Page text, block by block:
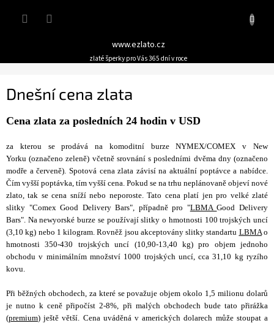
www.ezlato.cz
zlaté šperky pro Vás 365 dní v roce
Dnešní cena zlata
Cena zlata za posledních 24 hodin v USD
za kterou se prodává na komoditní burze NYMEX/COMEX v New
Yorku (označeno zeleně) včetně srovnání s posledními dvěma dny (označeno
modře a červeně). Spotová cena zlata závisí na aktuální poptávce a nabídce.
Čím vyšší poptávka, tím vyšší cena. Pokud se na trhu neplánovaně objeví nové
zlato, tak se cena sníží nebo neporoste. Tato cena platí jen pro velké zlaté
slitky "Comex Good Delivery Bars", případně pro "LBMA Good Delivery
Bars". Na newyorské burze se používají slitky o hmotnosti 100 trojských uncí
(3,10 kg) nebo 1 kilogram. Rovněž jsou akceptovány slitky standartu LBMAo
hmotnosti 350-430 trojských uncí (10,90-13,40 kg) pro objem jednoho
obchodu v minimálním množství 1000 trojských uncí, cca 31,10 kg ryzího
kovu.
Při běžných obchodech, za které se považuje objem okolo 1,5 milionu dolarů
je nutno k ceně připočíst 2-8%, při malých obchodech bude tato přirážka
(premium) ještě větší. Cena uváděná v amerických dolarech může stoupat a